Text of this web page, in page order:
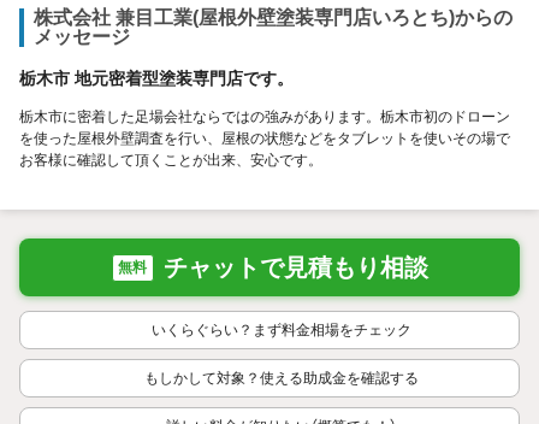
株式会社 兼目工業(屋根外壁塗装専門店いろとち)からの
メッセージ
栃木市 地元密着型塗装専門店です。
栃木市に密着した足場会社ならではの強みがあります。栃木市初のドローン
を使った屋根外壁調査を行い、屋根の状態などをタブレットを使いその場で
お客様に確認して頂くことが出来、安心です。
無料 チャットで見積もり相談
いくらぐらい？まず料金相場をチェック
もしかして対象？使える助成金を確認する